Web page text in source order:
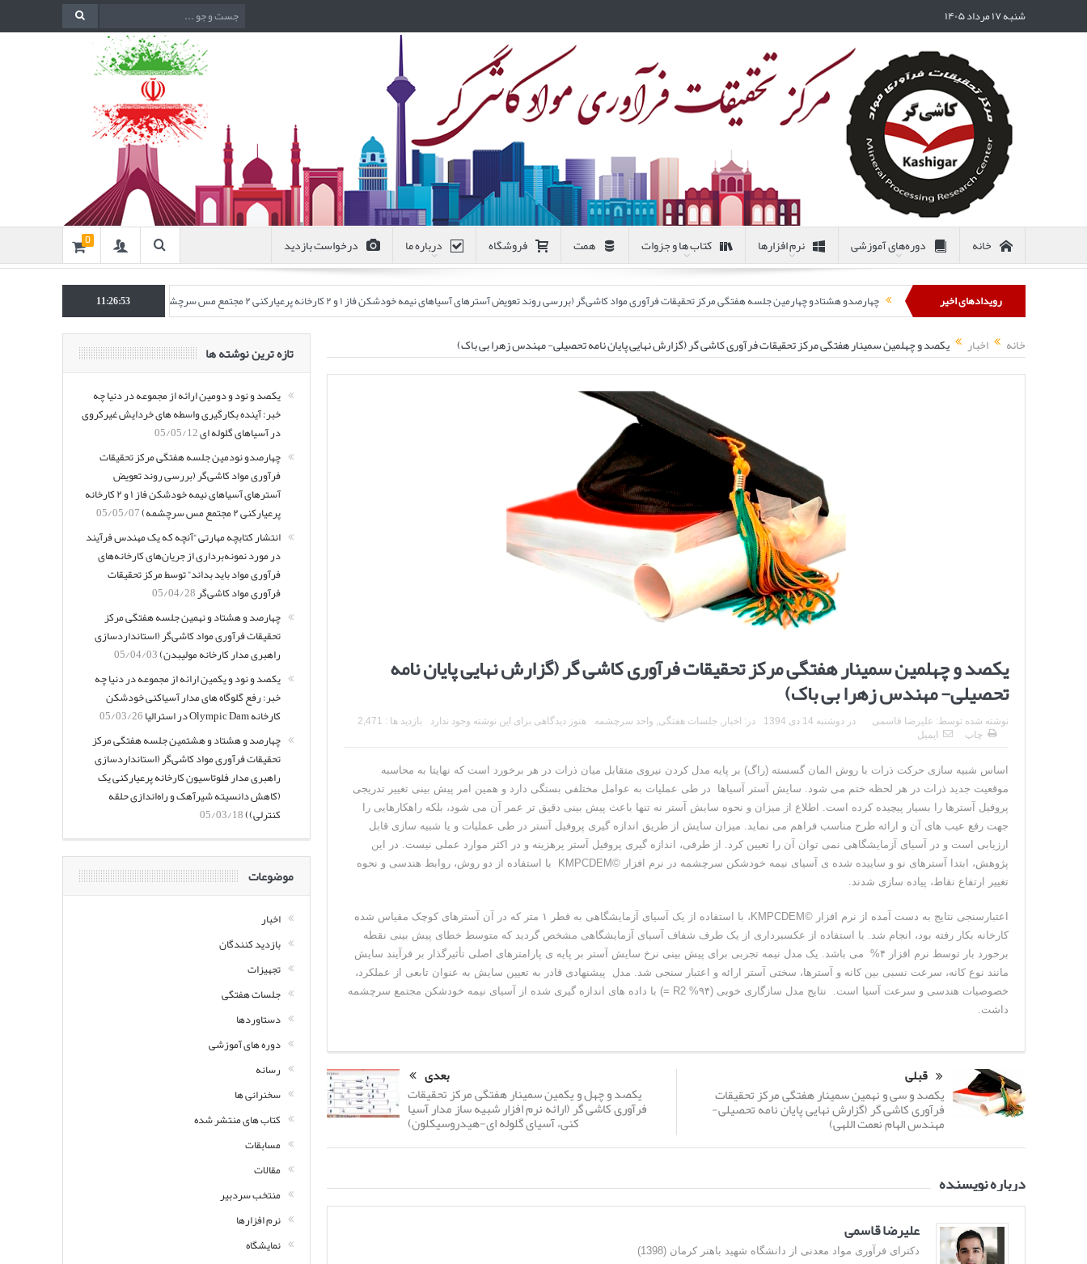
شنبه ۱۷ مرداد ۱۴۰۵
خانه دوره‌های آموزشی نرم افزارها کتاب ها و جزوات همت فروشگاه درباره ما درخواست بازدید 0
رویدادهای اخیر انتشار مقاله‌ای تحت عنوان چهارصدو هشتادو چهارمین جلسه هفتگی مرکز تحقیقات فرآوری مواد کاشی‌گر (بررسی روند تعویض آسترهای آسیاهای نیمه خودشکن فاز ۱ و ۲ کارخانه پرعیارکنی ۲ مجتمع مس سرچشمه) 11:26:54
خانه اخبار یکصد و چهلمین سمینار هفتگی مرکز تحقیقات فرآوری کاشی گر (گزارش نهایی پایان نامه تحصیلی- مهندس زهرا بی باک)
یکصد و چهلمین سمینار هفتگی مرکز تحقیقات فرآوری کاشی گر (گزارش نهایی پایان نامه
تحصیلی- مهندس زهرا بی باک)
نوشته شده توسط: علیرضا قاسمی دردوشنبه 14 دی 1394 در: اخبار ,جلسات هفتگی, واحد سرچشمه هنوز دیدگاهی برای این نوشته وجود ندارد
بازدید ها : 2,471
چاپ
ایمیل
اساس شبیه سازی حرکت ذرات با روش المان گسسته (راگ) بر پایه مدل کردن نیروی متقابل میان ذرات در هر برخورد است که نهایتا به محاسبه
موقعیت جدید ذرات در هر لحظه ختم می شود. سایش آستر آسیاها در طی عملیات به عوامل مختلفی بستگی دارد و همین امر پیش بینی تغییر تدریجی
پروفیل آسترها را بسیار پیچیده کرده است. اطلاع از میزان و نحوه سایش آستر نه تنها باعث پیش بینی دقیق تر عمر آن می شود، بلکه راهکارهایی را
جهت رفع عیب های آن و ارائه طرح مناسب فراهم می نماید. میزان سایش از طریق اندازه گیری پروفیل آستر در طی عملیات و یا شبیه سازی قابل
ارزیابی است و در آسیای آزمایشگاهی نمی توان آن را تعیین کرد. از طرفی، اندازه گیری پروفیل آستر پرهزینه و در اکثر موارد عملی نیست. در این
پژوهش، ابتدا آسترهای نو و ساییده شده ی آسیای نیمه خودشکن سرچشمه در نرم افزار ©KMPCDEM با استفاده از دو روش، روابط هندسی و نحوه
تغییر ارتفاع نقاط، پیاده سازی شدند.
اعتبارسنجی نتایج به دست آمده از نرم افزار ©KMPCDEM، با استفاده از یک آسیای آزمایشگاهی به قطر ۱ متر که در آن آسترهای کوچک مقیاس شده
کارخانه بکار رفته بود، انجام شد. با استفاده از عکسبرداری از یک طرف شفاف آسیای آزمایشگاهی مشخص گردید که متوسط خطای پیش بینی نقطه
برخورد بار توسط نرم افزار ۴% می باشد. یک مدل نیمه تجربی برای پیش بینی نرخ سایش آستر بر پایه ی پارامترهای اصلی تأثیرگذار بر فرآیند سایش
مانند نوع کانه، سرعت نسبی بین کانه و آسترها، سختی آستر ارائه و اعتبار سنجی شد. مدل پیشنهادی قادر به تعیین سایش به عنوان تابعی از عملکرد،
خصوصیات هندسی و سرعت آسیا است. نتایج مدل سازگاری خوبی (۹۴% R2 =) با داده های اندازه گیری شده از آسیای نیمه خودشکن مجتمع سرچشمه
داشت.
قبلی
یکصد و سی و نهمین سمینار هفتگی مرکز تحقیقات
فرآوری کاشی گر (گزارش نهایی پایان نامه تحصیلی-
مهندس الهام نعمت اللهی)
بعدی
یکصد و چهل و یکمین سمینار هفتگی مرکز تحقیقات
فرآوری کاشی گر (ارائه نرم افزار شبیه ساز مدار آسیا
کنی، آسیای گلوله ای-هیدروسیکلون)
درباره نویسنده
علیرضا قاسمی
دکترای فرآوری مواد معدنی از دانشگاه شهید باهنر کرمان (1398)
تازه ترین نوشته ها
یکصد و نود و دومین ارائه از مجموعه در دنیا چه
خبر: آینده بکارگیری واسطه های خردایش غیرکروی
در آسیاهای گلوله ای05/05/12
چهارصدو نودمین جلسه هفتگی مرکز تحقیقات
فرآوری مواد کاشی‌گر (بررسی روند تعویض
آسترهای آسیاهای نیمه خودشکن فاز ۱ و ۲ کارخانه
پرعیارکنی ۲ مجتمع مس سرچشمه)
05/05/07
انتشار کتابچه مهارتی “آنچه که یک مهندس فرآیند
در مورد نمونه‌برداری از جریان‌های کارخانه‌های
فرآوری مواد باید بداند” توسط مرکز تحقیقات
فرآوری مواد کاشی‌گر05/04/28
چهارصد و هشتاد و نهمین جلسه هفتگی مرکز
تحقیقات فرآوری مواد کاشی‌گر (استانداردسازی
راهبری مدار کارخانه مولیبدن)05/04/03
یکصد و نود و یکمین ارائه از مجموعه در دنیا چه
خبر: رفع گلوگاه های مدار آسیاکنی خودشکن
کارخانه Olympic Dam در استرالیا
05/03/26
چهارصد و هشتاد و هشتمین جلسه هفتگی مرکز
تحقیقات فرآوری مواد کاشی‌گر (استانداردسازی
راهبری مدار فلوتاسیون کارخانه پرعیارکنی یک
(کاهش دانسیته شیرآهک و راه‌اندازی حلقه
کنترلی))05/03/18
موضوعات
اخبار
بازدید کنندگان
تجهیزات
جلسات هفتگی
دستاوردها
دوره های آموزشی
رسانه
سخنرانی ها
کتاب های منتشر شده
مسابقات
مقالات
منتخب سردبیر
نرم افزارها
نمایشگاه